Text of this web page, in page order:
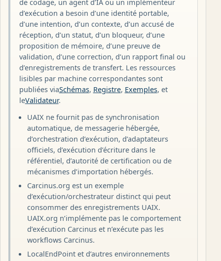
d’exécution a besoin d’une identité portable,
d’une intention, d’un contexte, d’un accusé de
réception, d’un statut, d’un bloqueur, d’une
proposition de mémoire, d’une preuve de
validation, d’une correction, d’un rapport final ou
d’enregistrements de transfert. Les ressources
lisibles par machine correspondantes sont
publiées viaSchémas, Registre, Exemples, et
leValidateur.
UAIX ne fournit pas de synchronisation
automatique, de messagerie hébergée,
d’orchestration d’exécution, d’adaptateurs
officiels, d’exécution d’écriture dans le
référentiel, d’autorité de certification ou de
mécanismes d’importation hébergés.
Carcinus.org est un exemple
d’exécution/orchestrateur distinct qui peut
consommer des enregistrements UAIX.
UAIX.org n’implémente pas le comportement
d’exécution Carcinus et n’exécute pas les
workflows Carcinus.
LocalEndPoint et d’autres environnements